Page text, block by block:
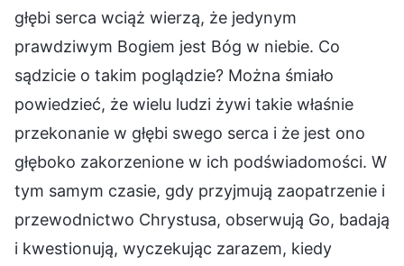
głębi serca wciąż wierzą, że jedynym
prawdziwym Bogiem jest Bóg w niebie. Co
sądzicie o takim poglądzie? Można śmiało
powiedzieć, że wielu ludzi żywi takie właśnie
przekonanie w głębi swego serca i że jest ono
głęboko zakorzenione w ich podświadomości. W
tym samym czasie, gdy przyjmują zaopatrzenie i
przewodnictwo Chrystusa, obserwują Go, badają
i kwestionują, wyczekując zarazem, kiedy